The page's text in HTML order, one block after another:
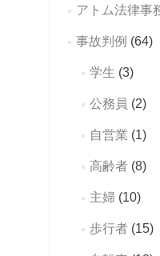
アトム法律事
事故判例 (64)
学生 (3)
公務員 (2)
自営業 (1)
高齢者(8)
主婦(10)
歩行者(15)